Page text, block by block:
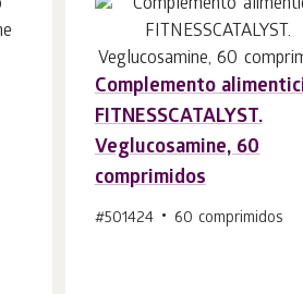
Complemento
FITNESSCATALYST.
Veglucosamine, 60
comprimidos
#501424 60 comprimidos
Añadir a la
cesta 1
uds.